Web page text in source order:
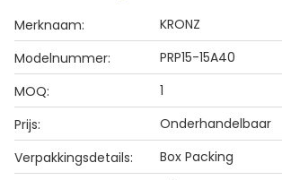
Merknaam:
KRONZ
Modelnummer:
PRP15-15A40
MOQ:
1
Prijs:
Onderhandelbaar
Verpakkingsdetails:
Box Packing